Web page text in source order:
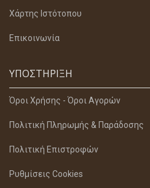
Χάρτης Ιστότοπου
Επικοινωνία
ΥΠΟΣΤΉΡΙΞΗ
Όροι Χρήσης - Όροι Αγορών
Πολιτική Πληρωμής & Παράδοσης
Πολιτική Επιστροφών
Ρυθμίσεις Cookies